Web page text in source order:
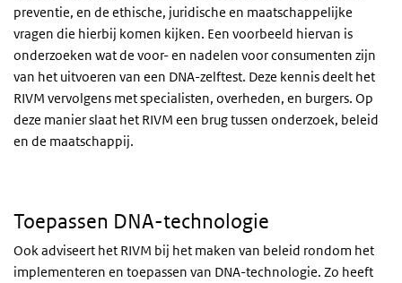
preventie, en de ethische, juridische en maatschappelijke
vragen die hierbij komen kijken. Een voorbeeld hiervan is
onderzoeken wat de voor- en nadelen voor consumenten zijn
van het uitvoeren van een DNA-zelftest. Deze kennis deelt het
RIVM vervolgens met specialisten, overheden, en burgers. Op
deze manier slaat het RIVM een brug tussen onderzoek, beleid
en de maatschappij.
Toepassen DNA-technologie
Ook adviseert het RIVM bij het maken van beleid rondom het
implementeren en toepassen van DNA-technologie. Zo heeft